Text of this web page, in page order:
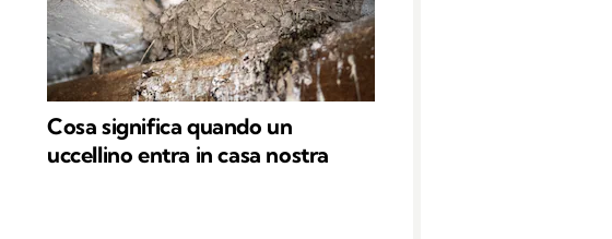
Cosa significa quando un
uccellino entra in casa nostra